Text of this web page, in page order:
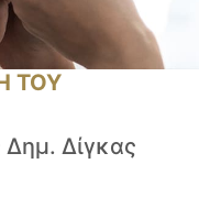
ΤΟΥ
Δίγκας